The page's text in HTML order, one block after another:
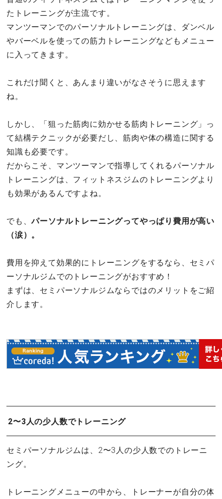
たトレーニングが主流です。
マンツーマンでのパーソナルトレーニングは、ダンベル
やバーベルを使っての筋力トレーニングなどもメニュー
に入ってきます。
これだけ聞くと、あんまり違いがなさそうに思えます
ね。
しかし、「狙った筋肉に効かせる筋肉トレーニング」っ
て結構テクニックが必要だし、筋肉や体の構造に関する
知識も必要です。
だからこそ、マンツーマンで指導してくれるパーソナル
トレーニングは、フィットネスジムのトレーニングより
も効果があるんですよね。
でも、パーソナルトレーニングってやっぱり費用が高い
（涙）。
費用を抑えて効果的にトレーニングをするなら、セミパ
ーソナルジムでのトレーニングがおすすめ！
まずは、セミパーソナルジムならではのメリットをご紹
介します。
2〜3人の少人数でトレーニング
セミパーソナルジムは、2〜3人の少人数でのトレーニ
ング。
トレーニングメニューの中から、トレーナーが自分の体